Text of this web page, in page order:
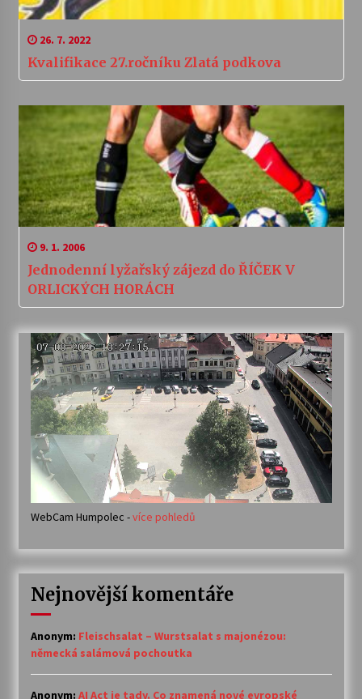
26. 7. 2022
Kvalifikace 27.ročníku Zlatá podkova
9. 1. 2006
Jednodenní lyžařský zájezd do ŘÍČEK V
ORLICKÝCH HORÁCH
WebCam Humpolec -více pohledů
Nejnovější komentáře
Anonym: Fleischsalat – Wurstsalat s majonézou:
německá salámová pochoutka
Anonym: AI Act je tady. Co znamená nové evropské